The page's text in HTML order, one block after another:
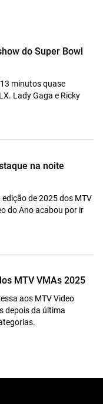
do Super Bowl
minutos quase
Lady Gaga e Ricky
na noite
de 2025 dos MTV
do Ano acabou por ir
MTV VMAs 2025
aos MTV Video
depois da última